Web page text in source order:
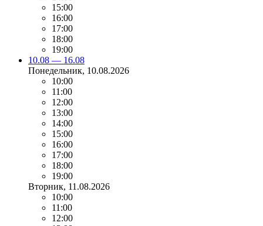
15:00
16:00
17:00
18:00
19:00
10.08 — 16.08
Понедельник, 10.08.2026
10:00
11:00
12:00
13:00
14:00
15:00
16:00
17:00
18:00
19:00
Вторник, 11.08.2026
10:00
11:00
12:00